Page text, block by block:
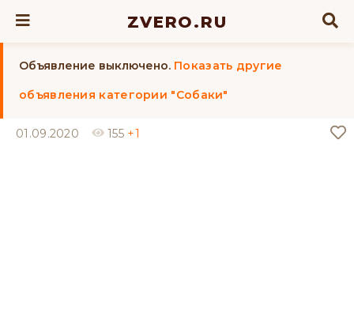
ZVERO.RU
Объявление выключено. Показать другие
объявления категории "Собаки"
01.09.2020 155 +1